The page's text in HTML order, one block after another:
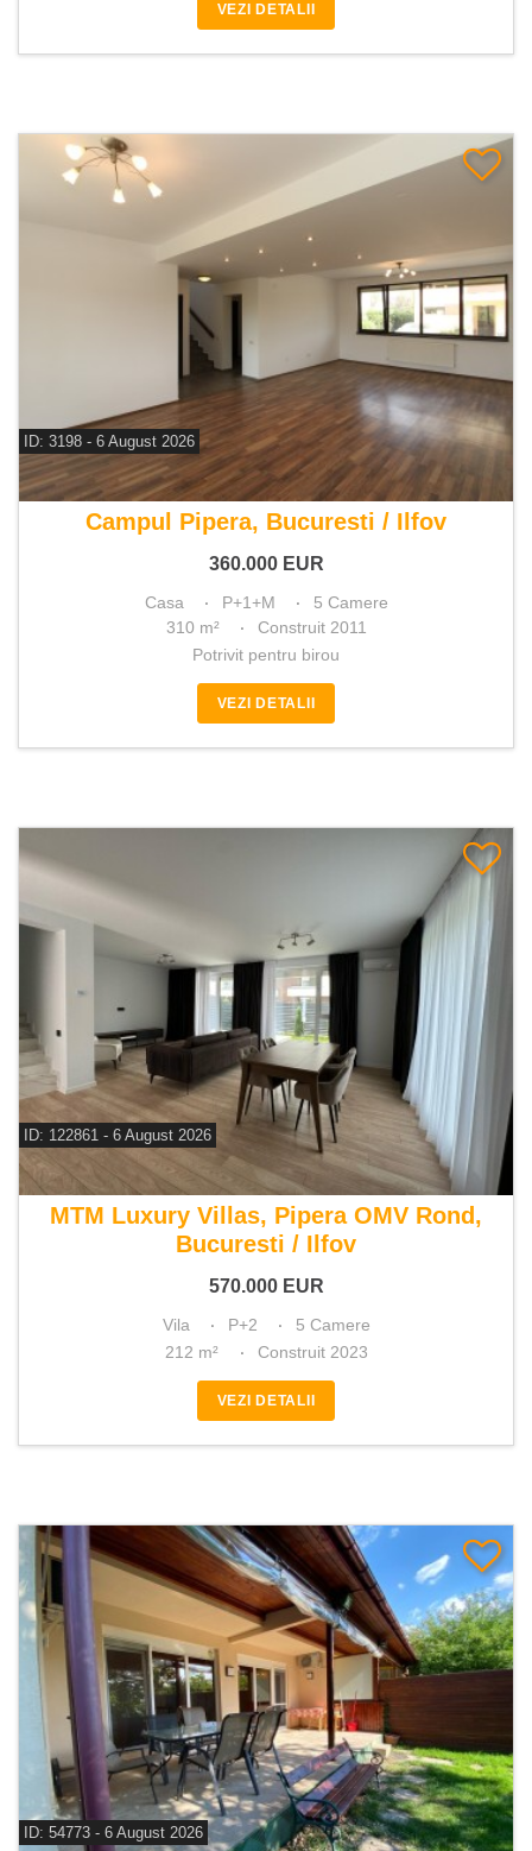
VEZI DETALII
ID: 3198 - 6 August 2026
De vanzare casa 5 camere
Campul Pipera, Bucuresti / Ilfov
360.000 EUR
Casa P+1+M
5 Camere
310 m²
Construit 2011
Potrivit pentru birou
VEZI DETALII
ID: 122861 - 6 August 2026
De vanzare vila 5 camere
MTM Luxury Villas, Pipera OMV Rond,
Bucuresti / Ilfov
570.000 EUR
Vila P+2
5 Camere
212 m²
Construit 2023
VEZI DETALII
ID: 54773 - 6 August 2026